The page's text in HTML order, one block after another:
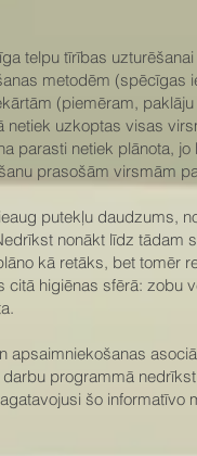
telpu tīrības
metodēm (spēcīgas
(piemēram,
uzkoptas visas
parasti netiek plānota,
prasošām virsmām
putekļu daudzums,
nonākt līdz tādam
kā retāks, bet tomēr
higiēnas sfērā: zobu
apsaimniekošanas
programmā
šo informatīvo